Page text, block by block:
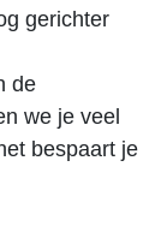
gerichter
de
we je veel
bespaart je